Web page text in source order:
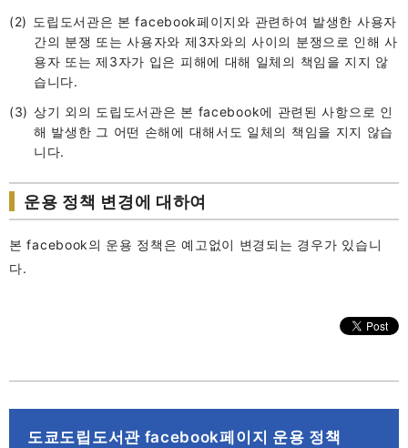
도립도서관은 본 facebook페이지와 관련하여 발생한 사용자
간의 분쟁 또는 사용자와 제3자와의 사이의 분쟁으로 인해 사
용자 또는 제3자가 입은 피해에 대해 일체의 책임을 지지 않
습니다.
상기 외의 도립도서관은 본 facebook에 관련된 사항으로 인
해 발생한 그 어떤 손해에 대해서도 일체의 책임을 지지 않습
니다.
운용 정책 변경에 대하여
본 facebook의 운용 정책은 예고없이 변경되는 경우가 있습니
다.
도쿄도립도서관 facebook페이지 운용 정책